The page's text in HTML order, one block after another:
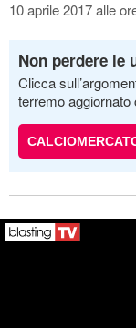
10 aprile 2017 alle
Non perdere le
Clicca
terremo aggiornato